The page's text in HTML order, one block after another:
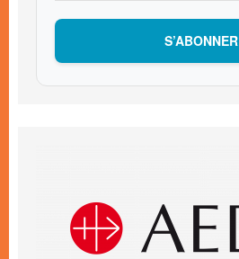
S’ABONNER